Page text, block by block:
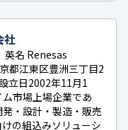
社
英名 Renesas
江東区豊洲三丁目2
立日2002年11月1
市場上場企業であ
・設計・製造・販売
の組込みソリューシ